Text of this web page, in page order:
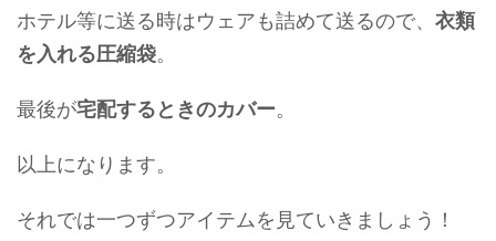
ホテル等に送る時はウェアも詰めて送るので、 衣類
を入れる圧縮袋。
最後が宅配するときのカバー。
以上になります。
それでは一つずつアイテムを見ていきましょう！